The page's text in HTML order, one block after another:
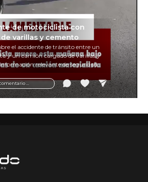
...
de motociclista con
varillas y cemento
el accidente de tránsito entre un
y un camión cargado de varillas y
relevante de seguridad
para motociclistas.